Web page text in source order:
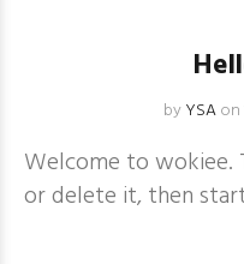
byYSAon
Welcome towokiee.
or delete it, then